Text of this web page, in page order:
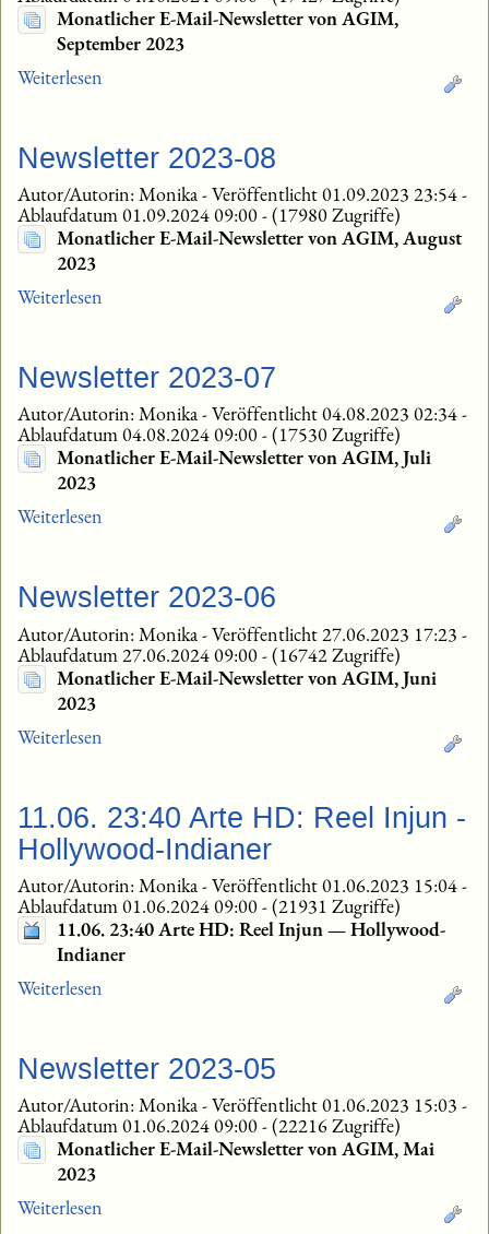
Monatlicher E-Mail-Newsletter von AGIM,
September 2023
Weiterlesen
Newsletter 2023-08
Autor/Autorin: Monika-Veröffentlicht 01.09.2023 23:54-
Ablaufdatum 01.09.2024 09:00-(17980 Zugriffe)
Monatlicher E-Mail-Newsletter von AGIM, August
2023
Weiterlesen
Newsletter 2023-07
Autor/Autorin: Monika-Veröffentlicht 04.08.2023 02:34-
Ablaufdatum 04.08.2024 09:00-(17530 Zugriffe)
Monatlicher E-Mail-Newsletter von AGIM, Juli
2023
Weiterlesen
Newsletter 2023-06
Autor/Autorin: Monika -Veröffentlicht 27.06.2023 17:23 -
Ablaufdatum 27.06.2024 09:00-(16742 Zugriffe)
Monatlicher E-Mail-Newsletter von AGIM, Juni
2023
Weiterlesen
11.06. 23:40 Arte HD: Reel Injun -
Hollywood-Indianer
Autor/Autorin: Monika-Veröffentlicht 01.06.2023 15:04-
Ablaufdatum 01.06.2024 09:00-(21931 Zugriffe)
11.06. 23:40 Arte HD: Reel Injun — Hollywood-
Indianer
Weiterlesen
Newsletter 2023-05
Autor/Autorin: Monika-Veröffentlicht 01.06.2023 15:03 -
Ablaufdatum 01.06.2024 09:00-(22216 Zugriffe)
Monatlicher E-Mail-Newsletter von AGIM, Mai
2023
Weiterlesen